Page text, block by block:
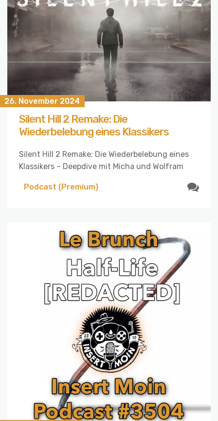
26. November 2024
Silent Hill 2 Remake: Die
Wiederbelebung eines Klassikers
Silent Hill 2 Remake: Die Wiederbelebung eines
Klassikers – Deepdive mit Micha und Wolfram
Podcast (Premium)